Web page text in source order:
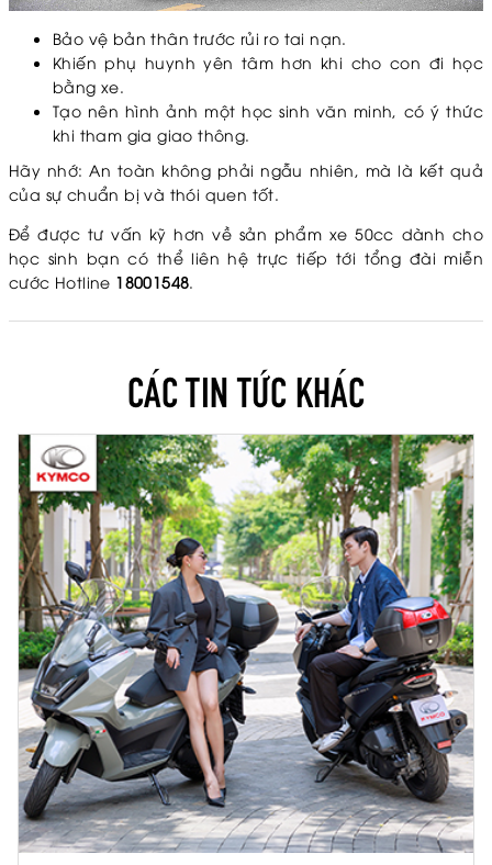
Bảo vệ bản thân trước rủi ro tai nạn.
Khiến phụ huynh yên tâm hơn khi cho con đi học
bằng xe.
Tạo nên hình ảnh một học sinh văn minh, có ý thức
khi tham gia giao thông.
Hãy nhớ: An toàn không phải ngẫu nhiên, mà là kết quả
của sự chuẩn bị và thói quen tốt.
Để được tư vấn kỹ hơn về sản phẩm xe 50cc dành cho
học sinh bạn có thể liên hệ trực tiếp tới tổng đài miễn
cước Hotline 18001548.
CÁC TIN TỨC KHÁC